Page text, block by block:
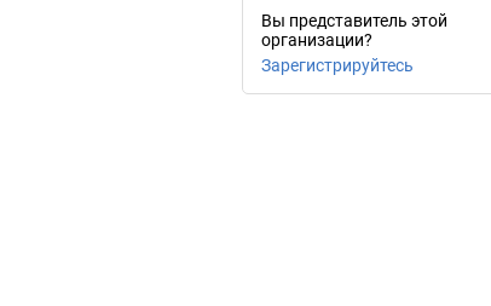
Вы представитель этой
организации?
Зарегистрируйтесь